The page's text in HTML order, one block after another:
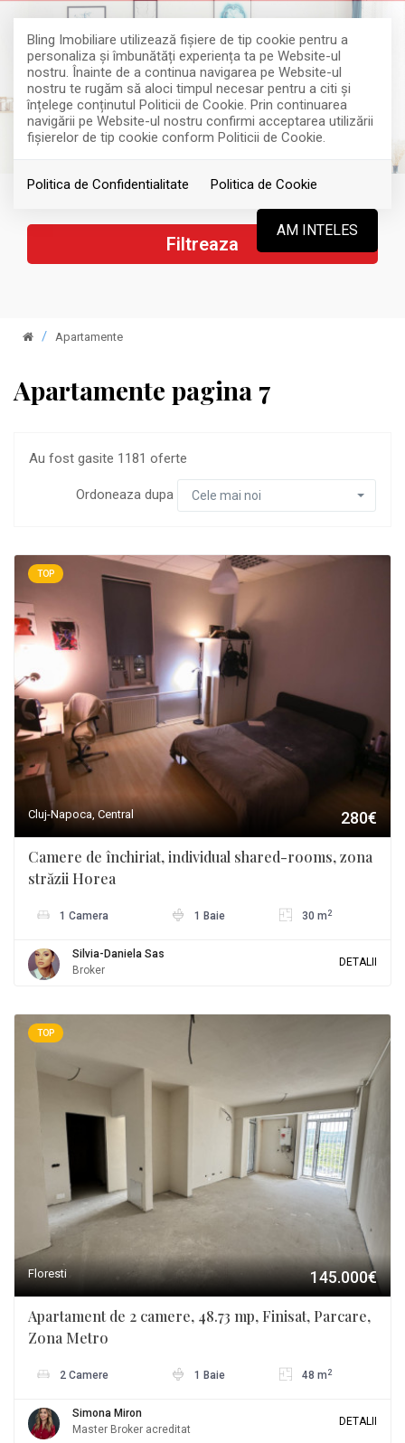
Bling Imobiliare utilizează fişiere de tip cookie pentru a
personaliza și îmbunătăți experiența ta pe Website-ul
nostru. Înainte de a continua navigarea pe Website-ul
nostru te rugăm să aloci timpul necesar pentru a citi și
înțelege conținutul Politicii de Cookie. Prin continuarea
navigării pe Website-ul nostru confirmi acceptarea utilizării
fişierelor de tip cookie conform Politicii de Cookie.
Politica de Confidentialitate Politica de Cookie
AM INTELES
Filtreaza
Apartamente
Apartamente pagina 7
Au fost gasite 1181 oferte
Ordoneaza dupa Cele mai noi
TOP
Cluj-Napoca, Central 280€
Camere de închiriat, individual shared-rooms, zona
străzii Horea
1 Camera 1 Baie 30 m 2
Silvia-Daniela Sas
Broker
DETALII
TOP
Floresti 145.000€
Apartament de 2 camere, 48.73 mp, Finisat, Parcare,
Zona Metro
2 Camere 1 Baie 48 m 2
Simona Miron
Master Broker acreditat
DETALII